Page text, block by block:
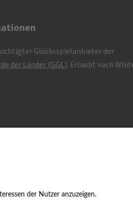
Glücksspielanbieter der
der Länder (GGL). Erlaubt nach